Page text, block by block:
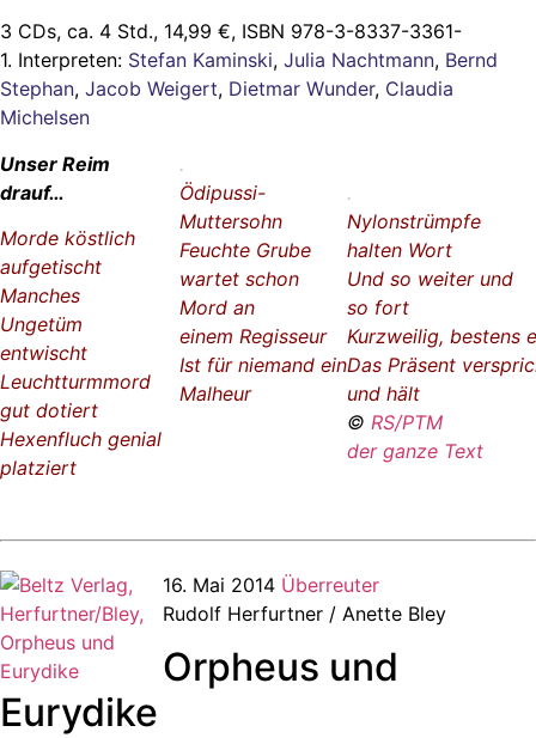
3 CDs, ca. 4 Std., 14,99 €, ISBN 978-3-8337-3361-
1. Interpreten: Stefan Kaminski, Julia Nachtmann, Bernd
Stephan, Jacob Weigert, Dietmar Wunder, Claudia
Michelsen
Unser Reim
drauf…
Morde köstlich
aufgetischt
Manches
Ungetüm
entwischt
Leuchtturmmord
gut dotiert
Hexenfluch genial
platziert
.
Ödipussi-
Muttersohn
Feuchte Grube
wartet schon
Mord an
einem Regisseur
Ist für niemand ein
Malheur
.
Nylonstrümpfe
halten Wort
Und so weiter und
so fort
Kurzweilig, bestens
Das Präsent
und hält
© RS/PTM
der ganze Text
16. Mai 2014 Überreuter
Rudolf Herfurtner / Anette Bley
Orpheus und
Eurydike